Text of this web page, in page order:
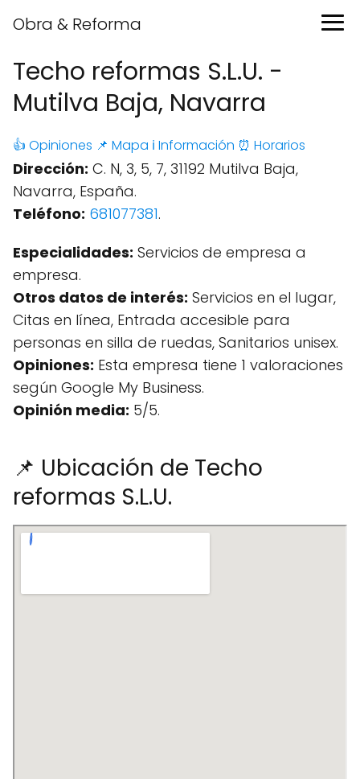
Obra & Reforma
Techo reformas S.L.U. -
Mutilva Baja, Navarra
👍 Opiniones 📌 Mapa ℹ️ Información ⏰ Horarios
Dirección: C. N, 3, 5, 7, 31192 Mutilva Baja,
Navarra, España.
Teléfono: 681077381.
Especialidades: Servicios de empresa a
empresa.
Otros datos de interés: Servicios en el lugar,
Citas en línea, Entrada accesible para
personas en silla de ruedas, Sanitarios unisex.
Opiniones: Esta empresa tiene 1 valoraciones
según Google My Business.
Opinión media: 5/5.
📌 Ubicación de Techo
reformas S.L.U.